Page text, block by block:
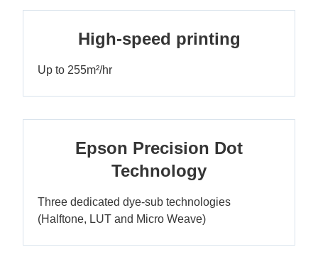
High-speed printing
Up to 255m²/hr
Epson Precision Dot
Technology
Three dedicated dye-sub technologies
(Halftone, LUT and Micro Weave)